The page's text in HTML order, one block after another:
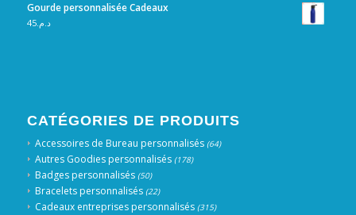
Gourde personnalisée Cadeaux
د.م.45
CATÉGORIES DE PRODUITS
Accessoires de Bureau personnalisés (64)
Autres Goodies personnalisés (178)
Badges personnalisés (50)
Bracelets personnalisés (22)
Cadeaux entreprises personnalisés (315)